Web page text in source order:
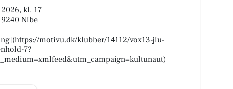
kl. 17
9240 Nibe
motivu.dk/klubber/14112/vox13-jiu-
7?